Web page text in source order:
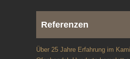
Referenzen
Über 25 Jahre Erfahrung im